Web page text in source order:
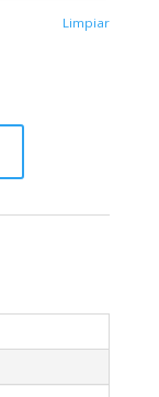
Limpiar